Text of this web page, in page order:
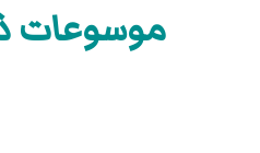
موسوعات